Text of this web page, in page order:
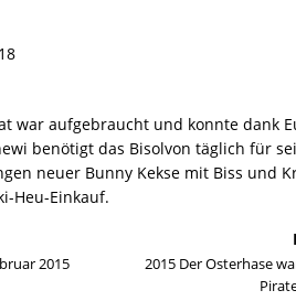
war aufgebraucht und konnte dank
benötigt das Bisolvon täglich für
neuer Bunny Kekse mit Biss und
Heu-Einkauf.
2015
2015 Der Osterhase